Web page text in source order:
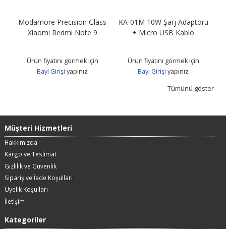
Modamore Precision Glass
Xiaomi Redmi Note 9
Ürün fiyatını görmek için
Bayi Girişi yapınız
KA-01M 10W Şarj Adaptörü
+ Micro USB Kablo
Ürün fiyatını görmek için
Bayi Girişi yapınız
Tümünü göster
Müşteri Hizmetleri
Hakkımızda
Kargo ve Teslimat
Gizlilik ve Güvenlik
Sipariş ve İade Koşulları
Üyelik Koşulları
İletişim
Kategoriler